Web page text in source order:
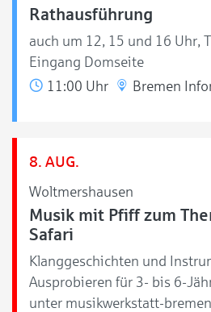
Rathausführung
auch um 12, 15 und 16 Uhr,
Eingang Domseite
11:00 Uhr
Bremen
8. AUG.
Woltmershausen
Musik mit Pfiff zum
Safari
Klanggeschichten und
Ausprobieren für 3- bis 6-
unter musikwerkstatt-